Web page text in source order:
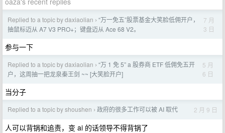
Replied to a topic by daxiaolian › “万一免五”股票基金大笑脸低佣开户，
抽鼠标迈从 A7 V3 PRO+；键盘迈从 Ace 68 V2。
7 月
3 日
参与一下
Replied to a topic by daxiaolian › “万 1 免 5” a 股券商 ETF 低佣免五开
户，这周抽一把龙泉秦王剑 ~~ [大笑脸开户]
5 月
6 日
当分子
Replied to a topic by shoushen › 政府的很多工作可以被 AI 取代 2 月 9 日
人可以背锅和追责，变 ai 的话领导不得背锅了